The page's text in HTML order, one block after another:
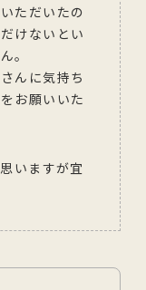
ただいたの
けないとい
。
んに気持ち
お願いいた
いますが宜